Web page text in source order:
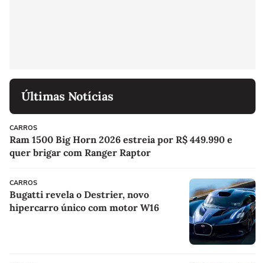
Últimas Notícias
CARROS
Ram 1500 Big Horn 2026 estreia por R$ 449.990 e
quer brigar com Ranger Raptor
CARROS
Bugatti revela o Destrier, novo
hipercarro único com motor W16